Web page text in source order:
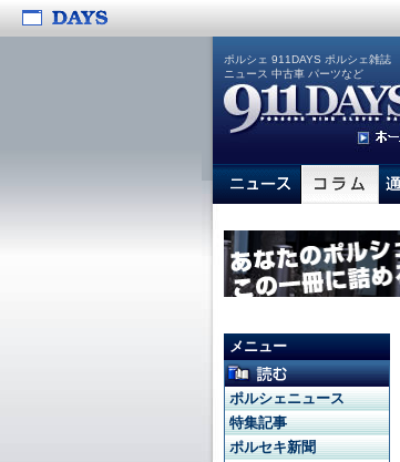
ポルシェ 911DAYS ポルシェ雑誌
ニュース 中古車 パーツなど
メニュー
ポルシェニュース
特集記事
ポルセキ新聞